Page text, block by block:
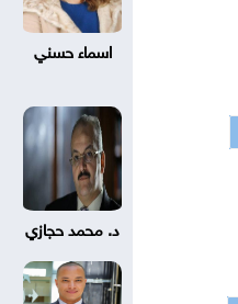
اسماء حسني
د. محمد حجازي